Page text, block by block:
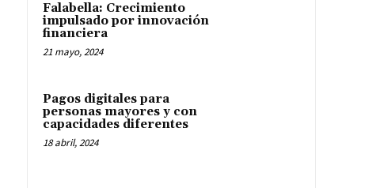
Falabella: Crecimiento
impulsado por innovación
financiera
21 mayo, 2024
Pagos digitales para
personas mayores y con
capacidades diferentes
18 abril, 2024